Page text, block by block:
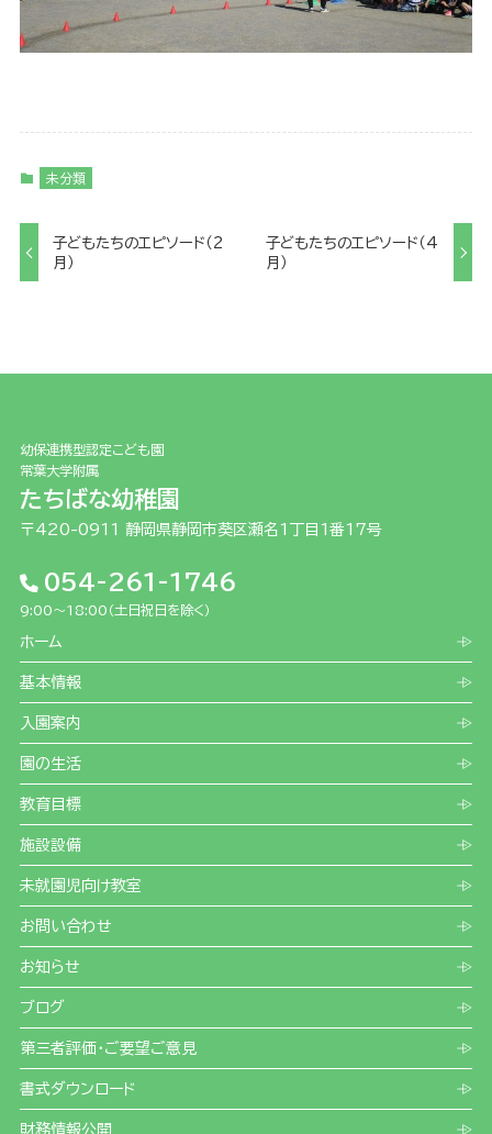
未分類
子どもたちのエピソード（2
月）
子どもたちのエピソード（4
月）
幼保連携型認定こども園
常葉大学附属
たちばな幼稚園
〒420-0911 静岡県静岡市葵区瀬名1丁目1番17号
054-261-1746
9:00～18:00（土日祝日を除く）
ホーム
基本情報
入園案内
園の生活
教育目標
施設設備
未就園児向け教室
お問い合わせ
お知らせ
ブログ
第三者評価・ご要望ご意見
書式ダウンロード
財務情報公開